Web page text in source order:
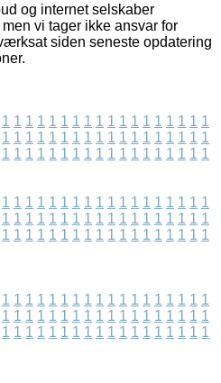
og internet selskaber
vi tager ikke ansvar for
siden seneste opdatering
1 1 1 1 1 1 1 1 1 1 1 1 1 1 1 1 1 1
1 1 1 1 1 1 1 1 1 1 1 1 1 1 1 1 1 1
1 1 1 1 1 1 1 1 1 1 1 1 1 1 1 1 1 1
1 1 1 1 1 1 1 1 1 1 1 1 1 1 1 1 1 1
1 1 1 1 1 1 1 1 1 1 1 1 1 1 1 1 1 1
1 1 1 1 1 1 1 1 1 1 1 1 1 1 1 1 1 1
1 1 1 1 1 1 1 1 1 1 1 1 1 1 1 1 1 1
1 1 1 1 1 1 1 1 1 1 1 1 1 1 1 1 1 1
1 1 1 1 1 1 1 1 1 1 1 1 1 1 1 1 1 1